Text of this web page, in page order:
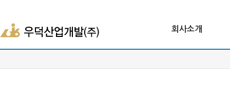
회사소개